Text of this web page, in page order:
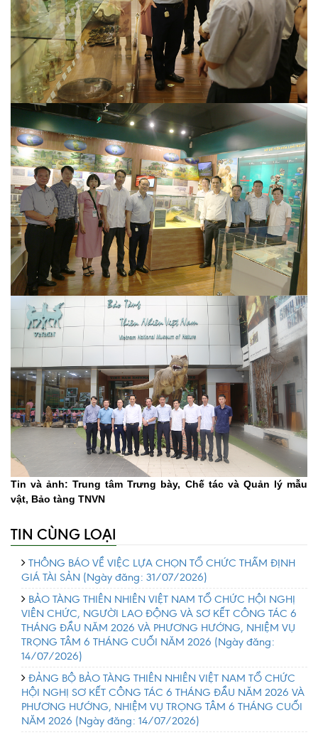
Tin và ảnh: Trung tâm Trưng bày, Chế tác và Quản lý mẫu
vật, Bảo tàng TNVN
TIN CÙNG LOẠI
THÔNG BÁO VỀ VIỆC LỰA CHỌN TỔ CHỨC THẨM ĐỊNH
GIÁ TÀI SẢN (Ngày đăng: 31/07/2026)
BẢO TÀNG THIÊN NHIÊN VIỆT NAM TỔ CHỨC HỘI NGHỊ
VIÊN CHỨC, NGƯỜI LAO ĐỘNG VÀ SƠ KẾT CÔNG TÁC 6
THÁNG ĐẦU NĂM 2026 VÀ PHƯƠNG HƯỚNG, NHIỆM VỤ
TRỌNG TÂM 6 THÁNG CUỐI NĂM 2026 (Ngày đăng:
14/07/2026)
ĐẢNG BỘ BẢO TÀNG THIÊN NHIÊN VIỆT NAM TỔ CHỨC
HỘI NGHỊ SƠ KẾT CÔNG TÁC 6 THÁNG ĐẦU NĂM 2026 VÀ
PHƯƠNG HƯỚNG, NHIỆM VỤ TRỌNG TÂM 6 THÁNG CUỐI
NĂM 2026 (Ngày đăng: 14/07/2026)